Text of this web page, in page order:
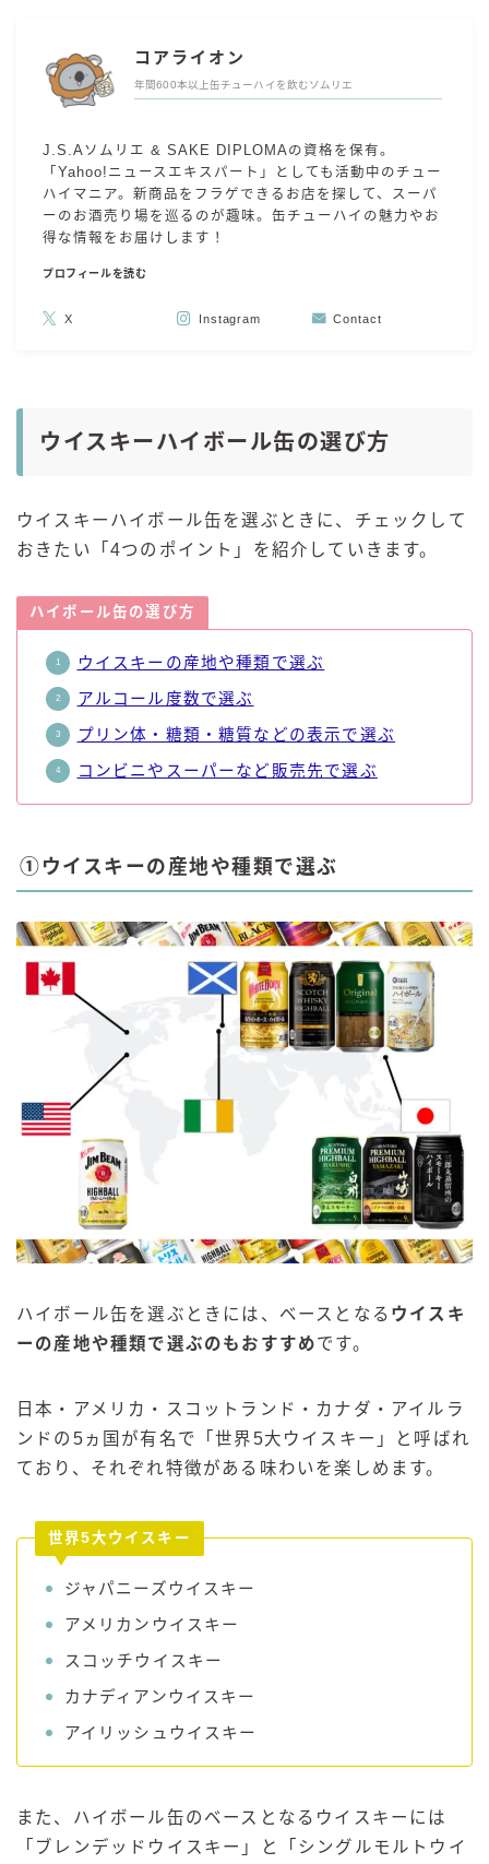
コアライオン
年間600本以上缶チューハイを飲むソムリエ
J.S.Aソムリエ & SAKE DIPLOMAの資格を保有。
「Yahoo!ニュースエキスパート」としても活動中のチュー
ハイマニア。新商品をフラゲできるお店を探して、スーパ
ーのお酒売り場を巡るのが趣味。缶チューハイの魅力やお
得な情報をお届けします！
プロフィールを読む
X Instagram Contact
ウイスキーハイボール缶の選び方
ウイスキーハイボール缶を選ぶときに、チェックして
おきたい「4つのポイント」を紹介していきます。
ハイボール缶の選び方
ウイスキーの産地や種類で選ぶ
アルコール度数で選ぶ
プリン体・糖類・糖質などの表示で選ぶ
コンビニやスーパーなど販売先で選ぶ
①ウイスキーの産地や種類で選ぶ
ハイボール缶を選ぶときには、ベースとなる ウイスキ
ーの産地や種類で選ぶのもおすすめです。
日本・アメリカ・スコットランド・カナダ・アイルラ
ンドの5ヵ国が有名で「世界5大ウイスキー」と呼ばれ
ており、それぞれ特徴がある味わいを楽しめます。
世界5大ウイスキー
ジャパニーズウイスキー
アメリカンウイスキー
スコッチウイスキー
カナディアンウイスキー
アイリッシュウイスキー
また、ハイボール缶のベースとなるウイスキーには
「ブレンデッドウイスキー」と「シングルモルトウイ